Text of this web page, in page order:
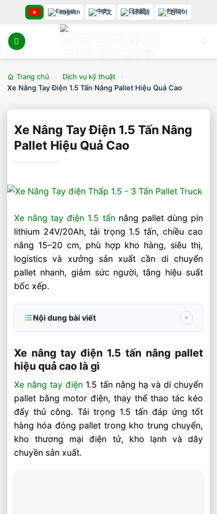
nội
dung
English 中文 日本語 한국어
Trang chủ
Dịch vụ kỹ thuật
Xe Nâng Tay Điện 1.5 Tấn Nâng Pallet Hiệu Quả Cao
Xe Nâng Tay Điện 1.5 Tấn Nâng
Pallet Hiệu Quả Cao
Xe nâng tay điện 1.5 tấn nâng pallet dùng pin
lithium 24V/20Ah, tải trọng 1.5 tấn, chiều cao
nâng 15–20 cm, phù hợp kho hàng, siêu thị,
logistics và xưởng sản xuất cần di chuyển
pallet nhanh, giảm sức người, tăng hiệu suất
bốc xếp.
Nội dung bài viết
quả cao là gì
Thông số kỹ thuật cần kiểm tra trước khi
mua?
Nhóm khách hàng nào cần cấu hình 1.5
tấn?
Tiêu chí chọn xe nâng tay điện 1.5 tấn phù
hợp vận hành kho
So sánh pin lithium và ắc quy chì?
Xe nâng tay điện 1.5 tấn nâng pallet
hiệu quả cao là gì
Xe nâng tay điện 1.5 tấn nâng hạ và di chuyển
pallet bằng motor điện, thay thế thao tác kéo
đẩy thủ công. Tải trọng 1.5 tấn đáp ứng tốt
hàng hóa đóng pallet trong kho trung chuyển,
kho thương mại điện tử, kho lạnh và dây
chuyền sản xuất.